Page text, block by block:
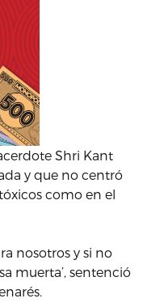
Shri Kant
y que no centró
como en el
nosotros y si no
muerta’, sentenció